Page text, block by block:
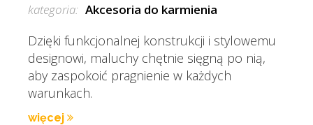
kategoria: Akcesoria do karmienia
Dzięki funkcjonalnej konstrukcji i stylowemu
designowi, maluchy chętnie sięgną po nią,
aby zaspokoić pragnienie w każdych
warunkach.
więcej